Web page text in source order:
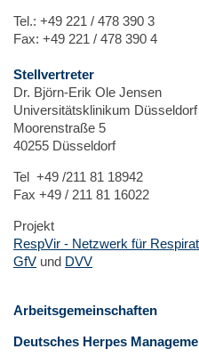
Tel.: +49 221 / 478 390 3
Fax: +49 221 / 478 390 4
Stellvertreter
Dr. Björn-Erik Ole Jensen
Universitätsklinikum Düsseldorf
Moorenstraße 5
40255 Düsseldorf
Tel +49 /211 81 18942
Fax +49 / 211 81 16022
Projekt
RespVir - Netzwerk für
GfV und DVV
Arbeitsgemeinschaften
Deutsches Herpes